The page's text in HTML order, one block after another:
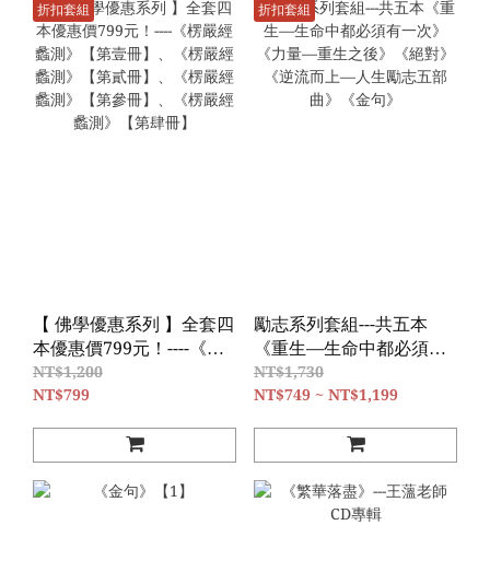
折扣套組
【 佛學優惠系列 】全套四
本優惠價799元！----《楞
嚴經蠡測》【第壹冊】、
《楞嚴經蠡測》【第貳
【第參冊】、《楞嚴經蠡
測》【第肆冊】
NT$1,200
NT$799
折扣套組
勵志系列套組---共五本
《重生—生命中都必須有
一次》《力量—重生之
後》《絕對》《逆流而上
NT$1,730
NT$749 ~ NT$1,199